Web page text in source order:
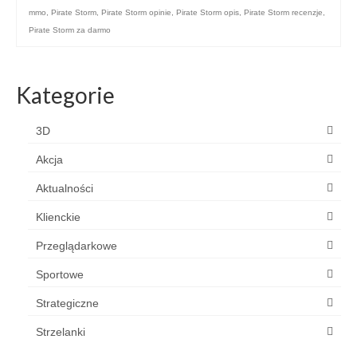
mmo
Pirate Storm Pirate Storm opinie Pirate Storm opis Pirate Storm recenzje
Pirate Storm za darmo
Kategorie
3D
Akcja
Aktualności
Klienckie
Przeglądarkowe
Sportowe
Strategiczne
Strzelanki